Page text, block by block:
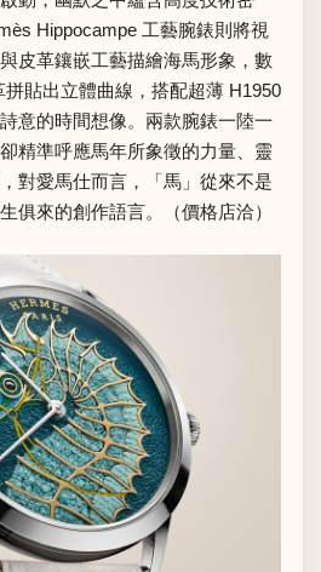
Hippocampe 工藝腕錶則將視
皮革鑲嵌工藝描繪海馬形象，數
貼出立體曲線，搭配超薄 H1950
意的時間想像。兩款腕錶一陸一
精準呼應馬年所象徵的力量、靈
對愛馬仕而言，「馬」從來不是
俱來的創作語言。（價格店洽）